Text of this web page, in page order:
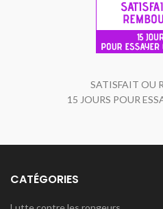
SATISFAIT OU
15 JOURS POUR
CATÉGORIES